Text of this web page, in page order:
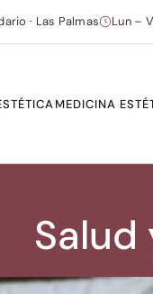
· Las Palmas Lun –
MEDICINA